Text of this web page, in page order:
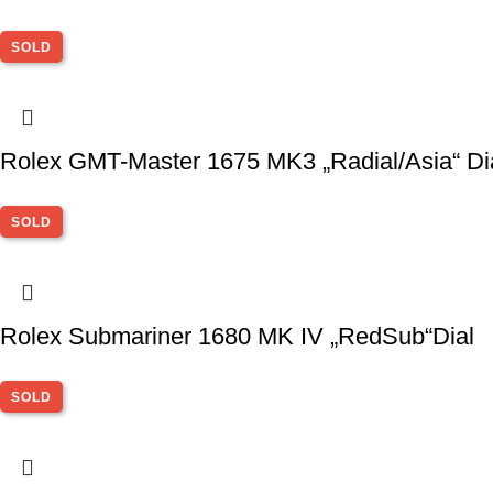
SOLD
Rolex GMT-Master 1675 MK3 „Radial/Asia“
SOLD
Rolex Submariner 1680 MK IV „RedSub“Dial
SOLD